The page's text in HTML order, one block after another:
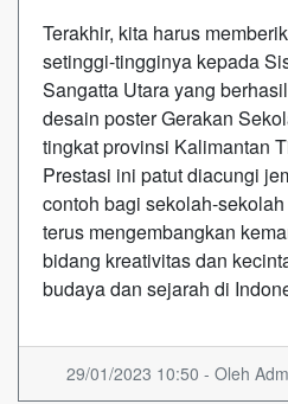
Terakhir, kita harus
setinggi-tingginya kepada
Sangatta Utara yang
desain poster Gerakan
tingkat provinsi Kalimantan
Prestasi ini patut diacungi
contoh bagi sekolah-
terus mengembangkan
bidang kreativitas dan
budaya dan sejarah di
29/01/2023 10:50 - Oleh